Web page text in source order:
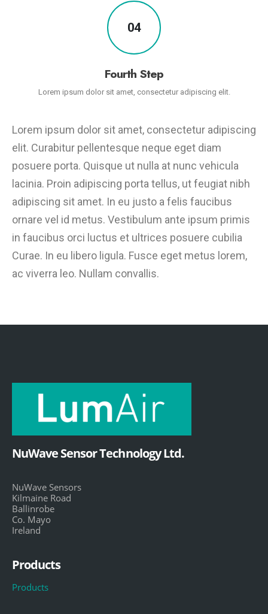
04
Fourth Step
Lorem ipsum dolor sit amet, consectetur adipiscing elit.
Lorem ipsum dolor sit amet, consectetur adipiscing
elit. Curabitur pellentesque neque eget diam
posuere porta. Quisque ut nulla at nunc vehicula
lacinia. Proin adipiscing porta tellus, ut feugiat nibh
adipiscing sit amet. In eu justo a felis faucibus
ornare vel id metus. Vestibulum ante ipsum primis
in faucibus orci luctus et ultrices posuere cubilia
Curae. In eu libero ligula. Fusce eget metus lorem,
ac viverra leo. Nullam convallis.
NuWave Sensor Technology Ltd.
NuWave Sensors
Kilmaine Road
Ballinrobe
Co. Mayo
Ireland
Products
Products